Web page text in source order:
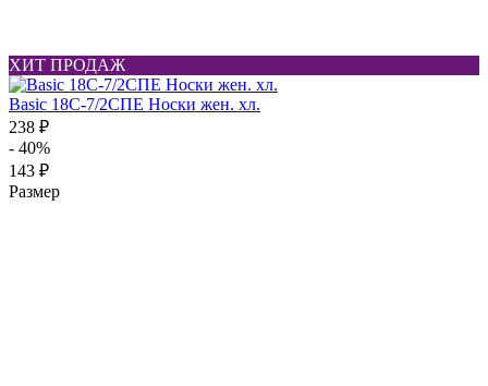
ХИТ ПРОДАЖ
Basic 18С-7/2СПЕ Носки жен. хл.
238 ₽
- 40%
143 ₽
Размер